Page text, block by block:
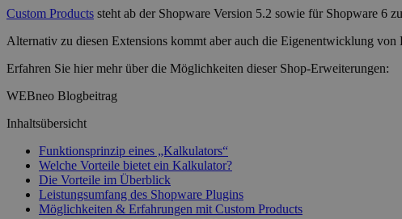
Custom Products steht ab der Shopware Version 5.2 sowie für Shopware 6
Alternativ zu diesen Extensions kommt aber auch die Eigenentwicklung
Erfahren Sie hier mehr über die Möglichkeiten dieser Shop-Erweiterungen:
WEBneo Blogbeitrag
Inhaltsübersicht
Funktionsprinzip eines „Kalkulators“
Welche Vorteile bietet ein Kalkulator?
Die Vorteile im Überblick
Leistungsumfang des Shopware Plugins
Möglichkeiten & Erfahrungen mit Custom Products